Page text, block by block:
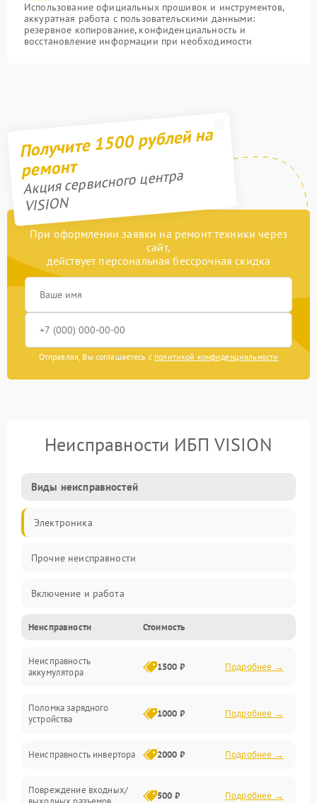
Использование официальных прошивок и инструментов,
аккуратная работа с пользовательскими данными:
резервное копирование, конфиденциальность и
восстановление информации при необходимости
Получите 1500 рублей на
ремонт
Акция сервисного центра
VISION
При оформлении заявки на ремонт техники через
сайт,
действует персональная бессрочная скидка
Отправляя, Вы соглашаетесь с политикой конфиденциальности
Неисправности ИБП VISION
Виды неисправностей
Электроника
Прочие неисправности
Включение и работа
Работа с нагрузкой
Звук и индикация
Неисправности Стоимость
Неисправность
аккумулятора
1500 ₽ Подробнее →
Поломка зарядного
устройства
1000 ₽ Подробнее →
Неисправность инвертора 2000 ₽ Подробнее →
Повреждение входных/
500 ₽ Подробнее →